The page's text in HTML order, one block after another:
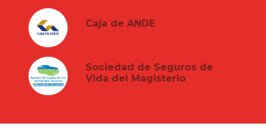
Caja de ANDE
Sociedad de Seguros de
Vida del Magisterio